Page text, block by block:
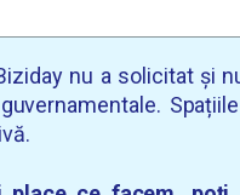
nu a solicitat și